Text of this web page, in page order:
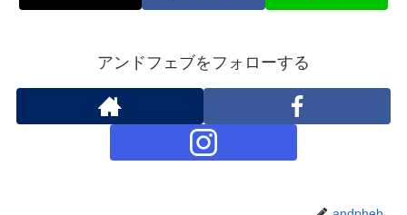
アンドフェブをフォローする